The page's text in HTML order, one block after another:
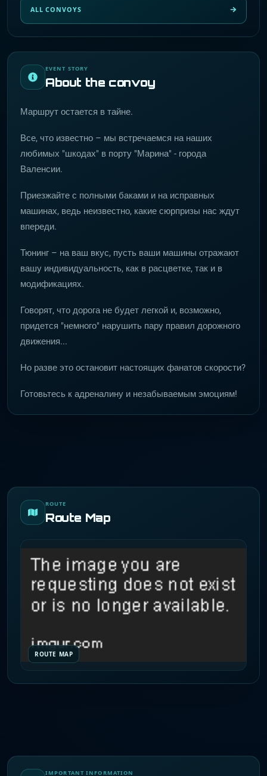
EVENT STORY
About the convoy
Маршрут остается в тайне.
Все, что известно – мы встречаемся на наших
любимых "шкодах" в порту "Марина" - города
Валенсии.
Приезжайте с полными баками и на исправных
машинах, ведь неизвестно, какие сюрпризы нас ждут
впереди.
Тюнинг – на ваш вкус, пусть ваши машины отражают
вашу индивидуальность, как в расцветке, так и в
модификациях.
Говорят, что дорога не будет легкой и, возможно,
придется "немного" нарушить пару правил дорожного
движения...
Но разве это остановит настоящих фанатов скорости?
Готовьтесь к адреналину и незабываемым эмоциям!
ROUTE
Route Map
ROUTE MAP
IMPORTANT INFORMATION
ALL CONVOYS